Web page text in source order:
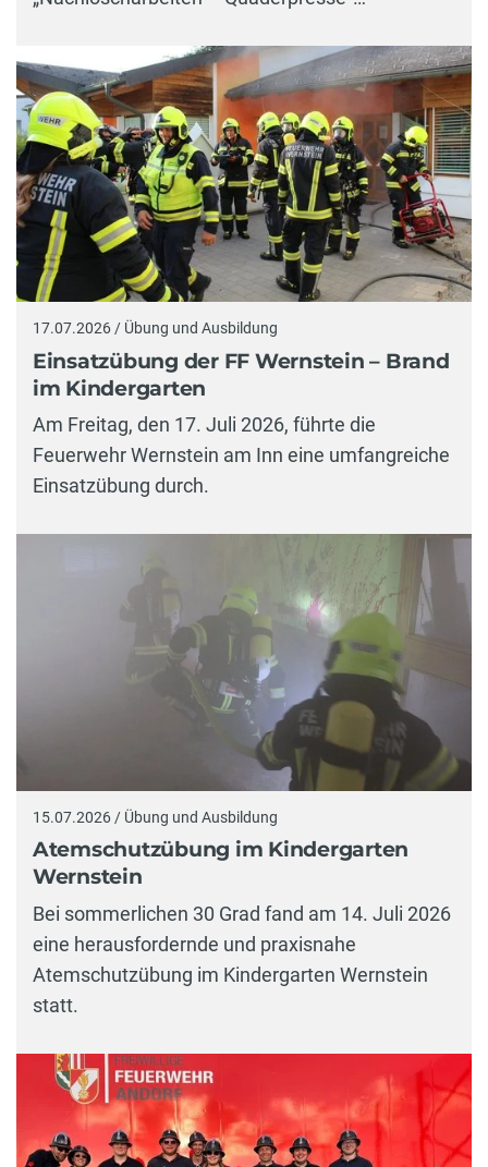
17.07.2026 / Übung und Ausbildung
Einsatzübung der FF Wernstein – Brand
im Kindergarten
Am Freitag, den 17. Juli 2026, führte die
Feuerwehr Wernstein am Inn eine umfangreiche
Einsatzübung durch.
15.07.2026 / Übung und Ausbildung
Atemschutzübung im Kindergarten
Wernstein
Bei sommerlichen 30 Grad fand am 14. Juli 2026
eine herausfordernde und praxisnahe
Atemschutzübung im Kindergarten Wernstein
statt.